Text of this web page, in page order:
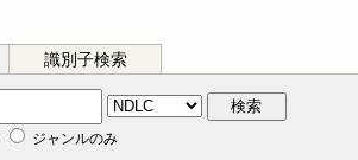
識別子検索
検索
ジャンルのみ